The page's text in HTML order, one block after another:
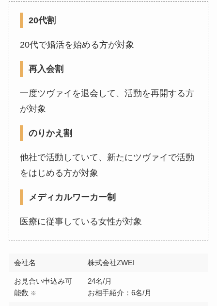
20代割
20代で婚活を始める方が対象
再入会割
一度ツヴァイを退会して、活動を再開する方
が対象
のりかえ割
他社で活動していて、新たにツヴァイで活動
をはじめる方が対象
メディカルワーカー制
医療に従事している女性が対象
会社名 株式会社ZWEI
お見合い申込み可
能数 ※
24名/月
お相手紹介：6名/月